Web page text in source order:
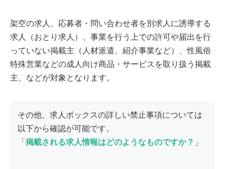
架空の求人、応募者・問い合わせ者を別求人に誘導する
求人（おとり求人）、事業を行う上での許可や届出を行
っていない掲載主（人材派遣、紹介事業など）、性風俗
特殊営業などの成人向け商品・サービスを取り扱う掲載
主、などが対象となります。
その他、求人ボックスの詳しい禁止事項については
以下から確認が可能です。
「 掲載される求人情報はどのようなものですか？ 」